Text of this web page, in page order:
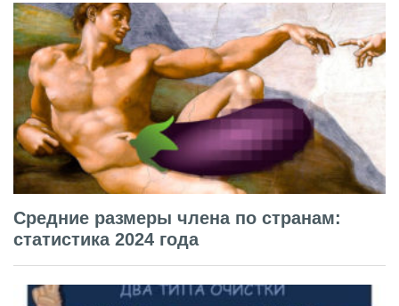
Средние размеры члена по странам:
статистика 2024 года